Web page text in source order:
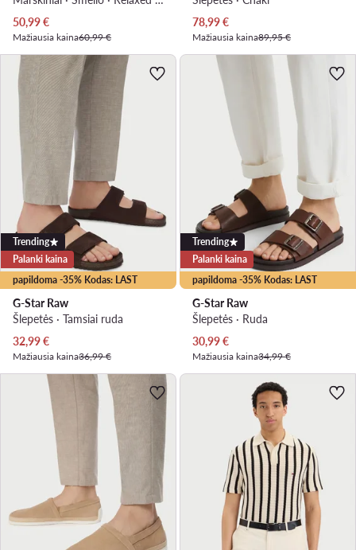
Dabartinė kaina
50,99€
Mažiausia kaina60,99 €
Dabartinė kaina
78,99€
Mažiausia kaina89,95 €
papildoma -35% Kodas: LAST
Trending
Palanki kaina
G-Star Raw
Šlepetės · Tamsiai ruda
Dabartinė kaina
32,99€
Mažiausia kaina36,99 €
papildoma -35% Kodas: LAST
Trending
Palanki kaina
G-Star Raw
Šlepetės · Ruda
Dabartinė kaina
30,99€
Mažiausia kaina34,99 €